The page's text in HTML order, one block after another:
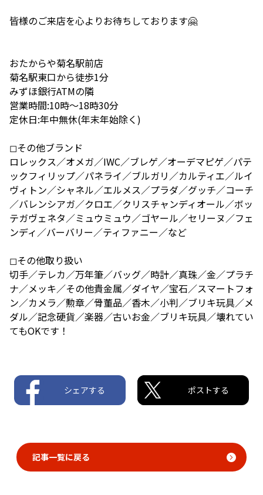
皆様のご来店を心よりお待ちしております🤗
おたからや菊名駅前店
菊名駅東口から徒歩1分
みずほ銀行ATMの隣
営業時間:10時〜18時30分
定休日:年中無休(年末年始除く)
◻︎その他ブランド
ロレックス／オメガ／IWC／ブレゲ／オーデマピゲ／パテ
ックフィリップ／パネライ／ブルガリ／カルティエ／ルイ
ヴィトン／シャネル／エルメス／プラダ／グッチ／コーチ
／バレンシアガ／クロエ／クリスチャンディオール／ボッ
テガヴェネタ／ミュウミュウ／ゴヤール／セリーヌ／フェ
ンディ／バーバリー／ティファニー／など
◻︎その他取り扱い
切手／テレカ／万年筆／バッグ／時計／真珠／金／プラチ
ナ／メッキ／その他貴金属／ダイヤ／宝石／スマートフォ
ン／カメラ／勲章／骨董品／香木／小判／ブリキ玩具／メ
ダル／記念硬貨／楽器／古いお金／ブリキ玩具／壊れてい
てもOKです！
シェアする ポストする
記事一覧に戻る